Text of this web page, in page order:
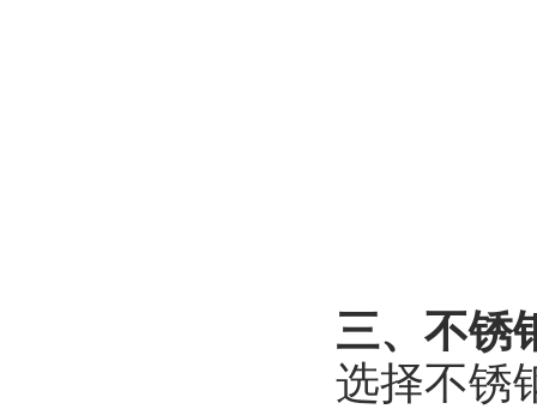
三、不锈
选择不锈